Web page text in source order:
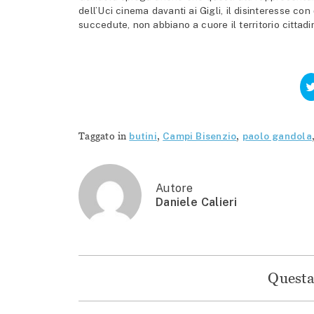
dell’Uci cinema davanti ai Gigli, il disinteresse
succedute, non abbiano a cuore il territorio
Taggato in butini, Campi Bisenzio, paolo gandola,
Autore
Daniele Calieri